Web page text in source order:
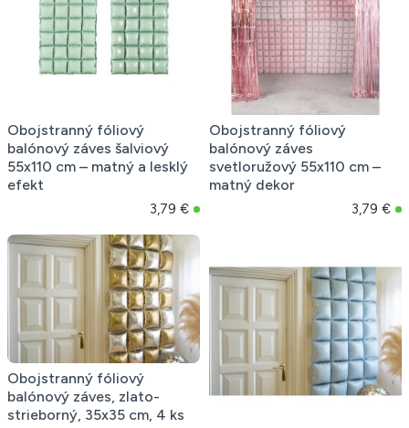
Obojstranný fóliový
balónový záves šalviový
55x110 cm – matný a lesklý
efekt
3,79 €
Obojstranný fóliový
balónový záves
svetloružový 55x110 cm –
matný dekor
3,79 €
Obojstranný fóliový
balónový záves, zlato-
strieborný, 35x35 cm, 4 ks